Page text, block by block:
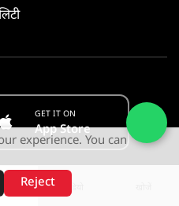
GET IT ON
App Store
experience. You can
Reject